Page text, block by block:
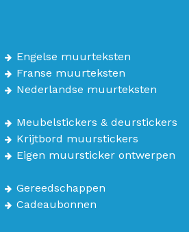
Engelse muurteksten
Franse muurteksten
Nederlandse muurteksten
Meubelstickers & deurstickers
Krijtbord muurstickers
Eigen muursticker ontwerpen
Gereedschappen
Cadeaubonnen